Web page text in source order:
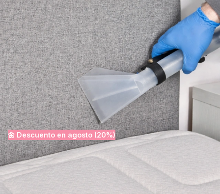
97%
Valoración 5 estrellas. El 97% de clientes satisfechos.
de clientes satisfechos
Presupuesto rápido · Sin compromiso
Ver precios · Desde
19€
🌼 Descuento enagosto
Desinfección incluida Desplazamiento incluido
50% descuento en la segunda pieza
Indicadores de confianza